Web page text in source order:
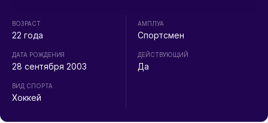
ВОЗРАСТ
22 года
ДАТА РОЖДЕНИЯ
28 сентября 2003
ВИД СПОРТА
Хоккей
АМПЛУА
Спортсмен
ДЕЙСТВУЮЩИЙ
Да